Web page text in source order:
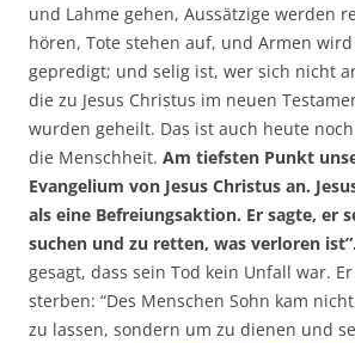
und Lahme gehen, Aussätzige werden
hören, Tote stehen auf, und Armen
gepredigt; und selig ist, wer sich nicht
die zu Jesus Christus im neuen
wurden geheilt. Das ist auch heute
die Menschheit. Am tiefsten Punkt
Evangelium von Jesus Christus an.
als eine Befreiungsaktion. Er sagte, er
suchen und zu retten, was verloren ist”.
gesagt, dass sein Tod kein Unfall war.
sterben: “Des Menschen Sohn kam
zu lassen, sondern um zu dienen und